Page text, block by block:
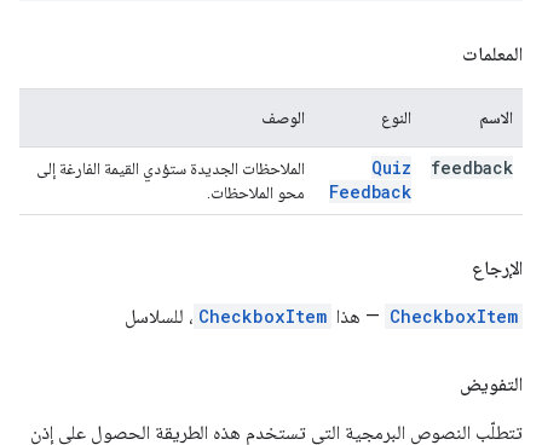
المعلمات
الاسم النوع الوصف
feedback
Quiz
Feedback
الملاحظات الجديدة ستؤدي القيمة الفارغة إلى
محو الملاحظات.
الإرجاع
CheckboxItem — هذا CheckboxItem ، للسلاسل
التفويض
تتطلّب النصوص البرمجية التي تستخدم هذه الطريقة الحصول على إذن